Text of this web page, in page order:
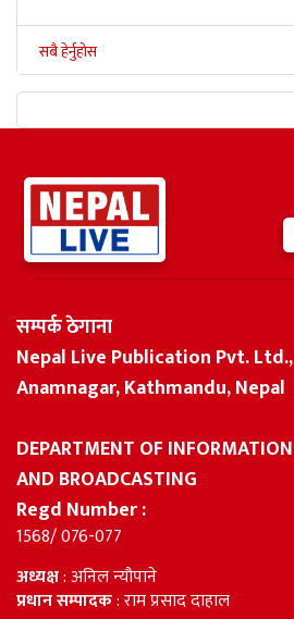
सबै हेर्नुहोस
सम्पर्क ठेगाना
Nepal Live Publication Pvt. Ltd.,
Anamnagar, Kathmandu, Nepal
DEPARTMENT OF INFORMATION
AND BROADCASTING
Regd Number :
1568/ 076-077
अध्यक्ष: अनिल न्यौपाने
प्रधान सम्पादक: राम प्रसाद दाहाल